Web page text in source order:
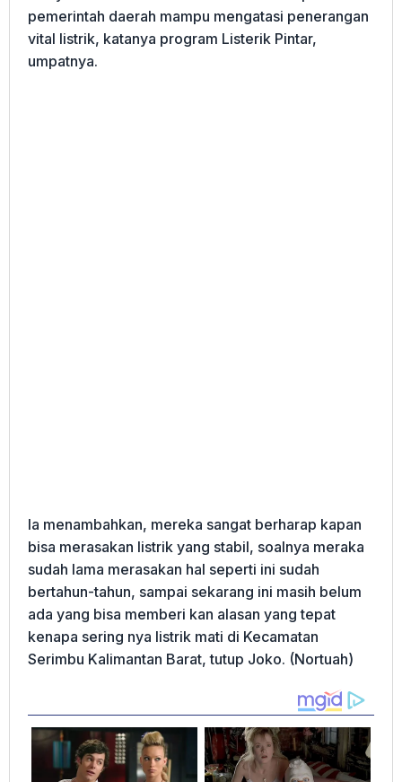
pemerintah daerah mampu mengatasi penerangan
vital listrik, katanya program Listerik Pintar,
umpatnya.
Ia menambahkan, mereka sangat berharap kapan
bisa merasakan listrik yang stabil, soalnya meraka
sudah lama merasakan hal seperti ini sudah
bertahun-tahun, sampai sekarang ini masih belum
ada yang bisa memberi kan alasan yang tepat
kenapa sering nya listrik mati di Kecamatan
Serimbu Kalimantan Barat, tutup Joko. (Nortuah)